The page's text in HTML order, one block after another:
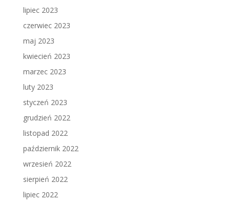
lipiec 2023
czerwiec 2023
maj 2023
kwiecień 2023
marzec 2023
luty 2023
styczeń 2023
grudzień 2022
listopad 2022
październik 2022
wrzesień 2022
sierpień 2022
lipiec 2022